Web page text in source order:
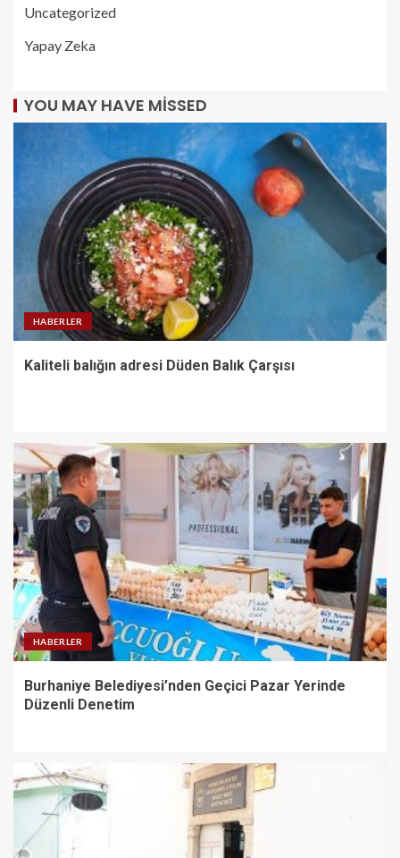
Uncategorized
Yapay Zeka
YOU MAY HAVE MISSED
HABERLER
Kaliteli balığın adresi Düden Balık Çarşısı
HABERLER
Burhaniye Belediyesi’nden Geçici Pazar Yerinde
Düzenli Denetim